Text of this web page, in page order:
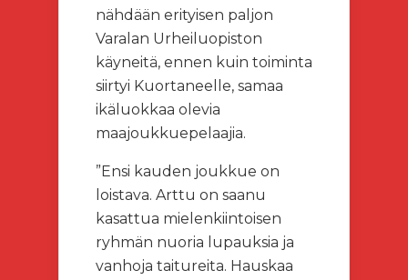
nähdään erityisen paljon
Varalan Urheiluopiston
käyneitä, ennen kuin toiminta
siirtyi Kuortaneelle, samaa
ikäluokkaa olevia
maajoukkuepelaajia.
”Ensi kauden joukkue on
loistava. Arttu on saanu
kasattua mielenkiintoisen
ryhmän nuoria lupauksia ja
vanhoja taitureita. Hauskaa